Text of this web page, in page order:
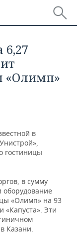
6,27
«Олимп»
в
гостиницы
в сумму
оборудование
«Олимп» на 93
«Капуста». Эти
Казани.